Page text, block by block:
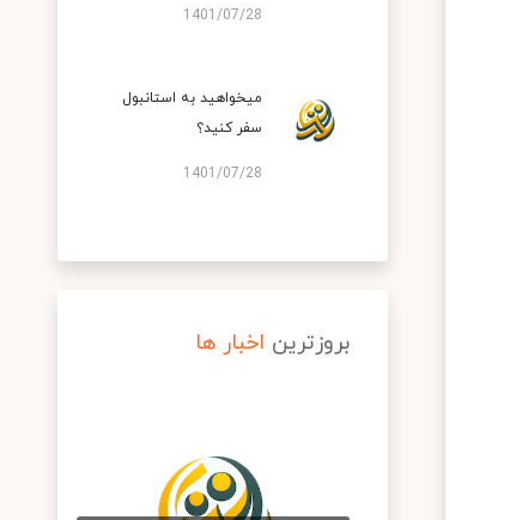
1401/07/28
میخواهید به استانبول
سفر کنید؟
1401/07/28
بروزترین اخبار ها